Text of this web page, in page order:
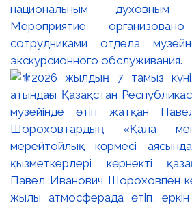
национальным
Мероприятие
сотрудниками отдела
экскурсионного обслуживания.